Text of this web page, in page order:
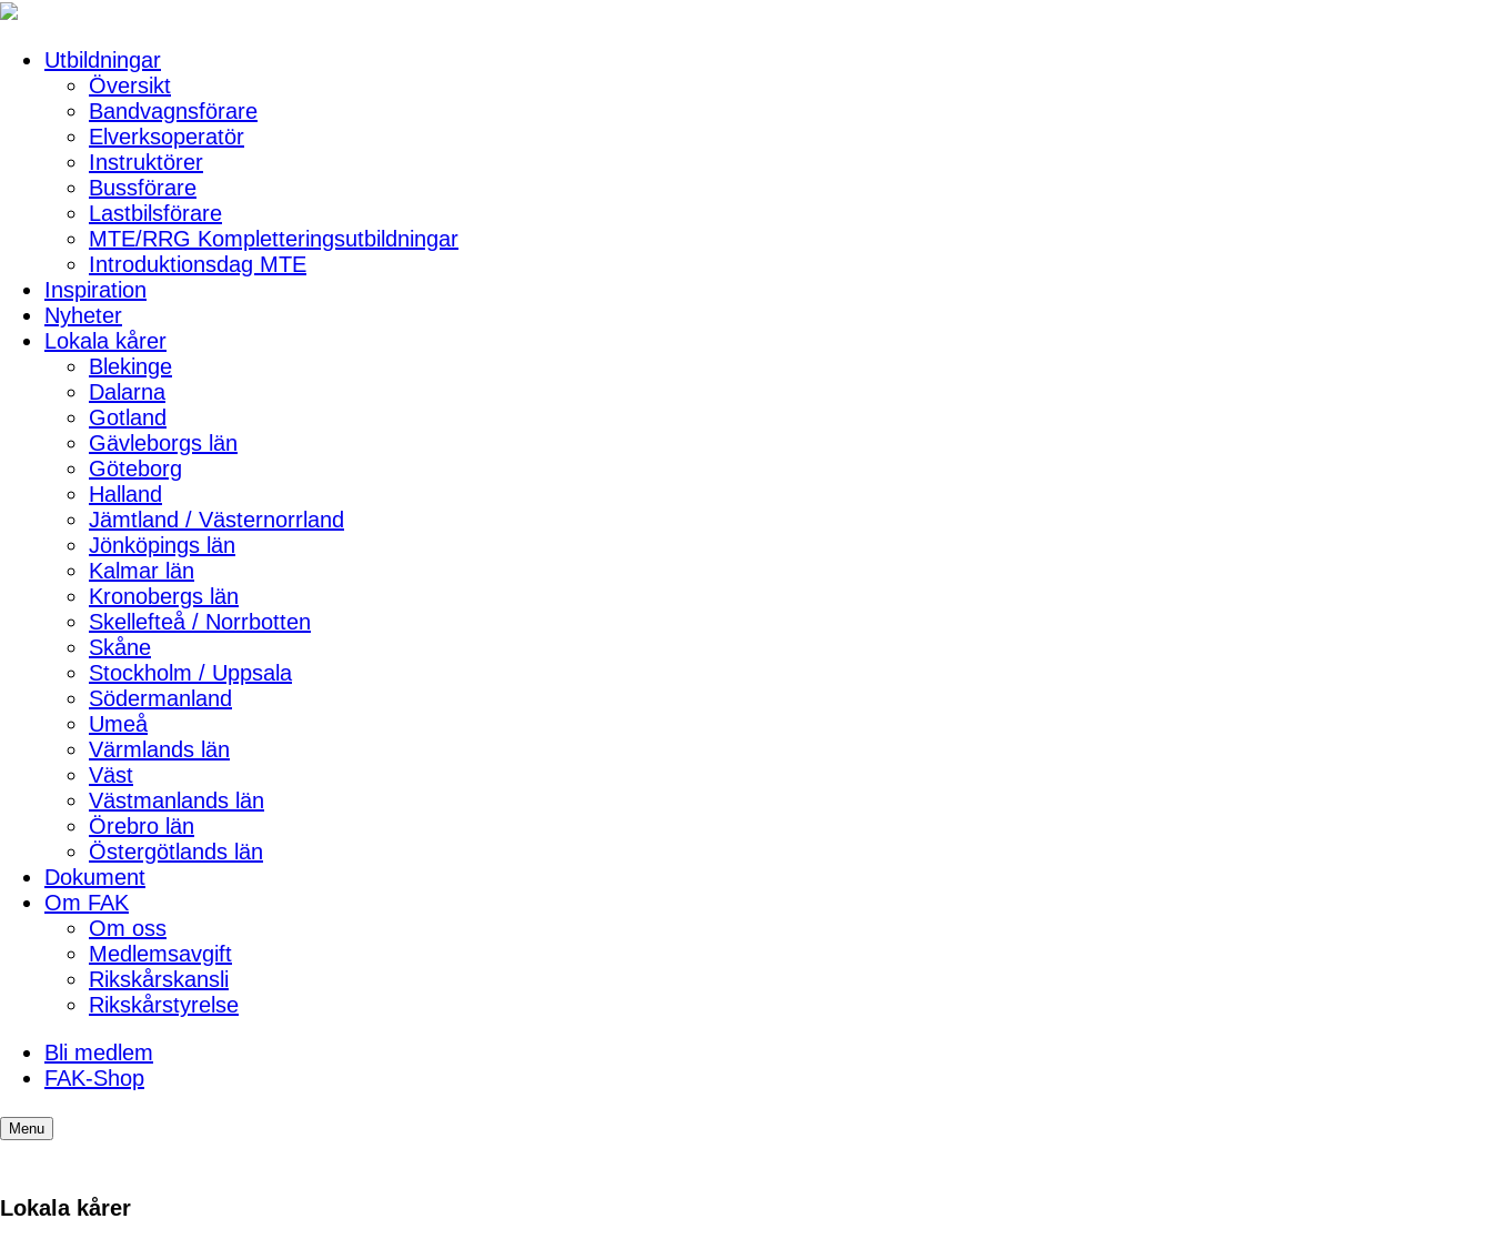
Utbildningar
Översikt
Bandvagnsförare
Elverksoperatör
Instruktörer
Bussförare
Lastbilsförare
MTE/RRG Kompletteringsutbildningar
Introduktionsdag MTE
Inspiration
Nyheter
Lokala kårer
Blekinge
Dalarna
Gotland
Gävleborgs län
Göteborg
Halland
Jämtland / Västernorrland
Jönköpings län
Kalmar län
Kronobergs län
Skellefteå / Norrbotten
Skåne
Stockholm / Uppsala
Södermanland
Umeå
Värmlands län
Väst
Västmanlands län
Örebro län
Östergötlands län
Dokument
Om FAK
Om oss
Medlemsavgift
Rikskårskansli
Rikskårstyrelse
Bli medlem
FAK-Shop
Menu
Lokala kårer